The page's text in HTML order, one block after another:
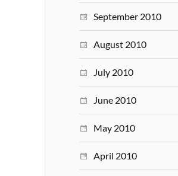
September 2010
August 2010
July 2010
June 2010
May 2010
April 2010